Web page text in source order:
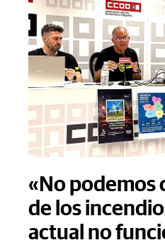
«No podemos
de los
actual no